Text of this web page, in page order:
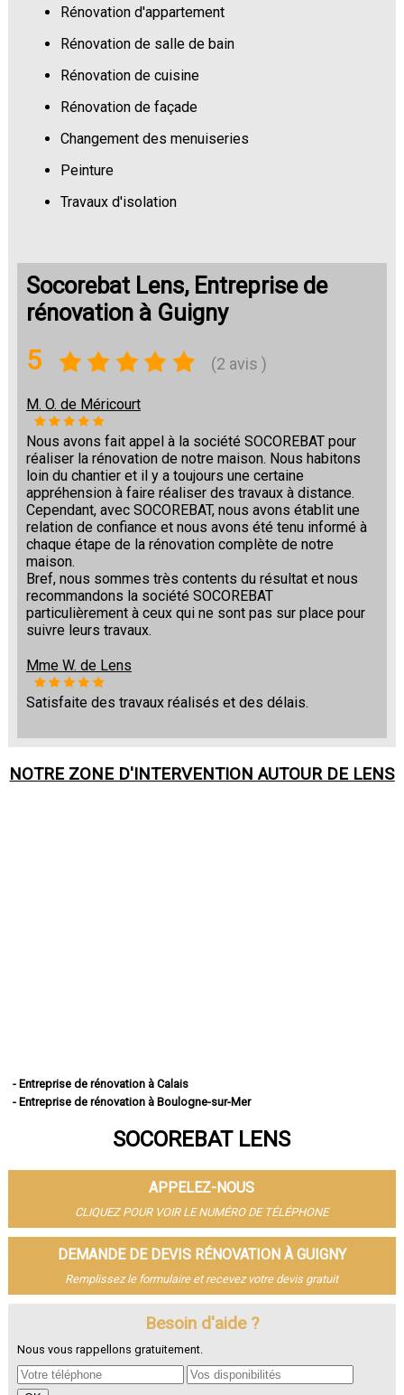
Rénovation d'appartement
Rénovation de salle de bain
Rénovation de cuisine
Rénovation de façade
Changement des menuiseries
Peinture
Travaux d'isolation
Socorebat Lens, Entreprise de
rénovation à Guigny
5 (2 avis )
M. O. de Méricourt
Nous avons fait appel à la société SOCOREBAT pour
réaliser la rénovation de notre maison. Nous habitons
loin du chantier et il y a toujours une certaine
appréhension à faire réaliser des travaux à distance.
Cependant, avec SOCOREBAT, nous avons établit une
relation de confiance et nous avons été tenu informé à
chaque étape de la rénovation complète de notre
maison.
Bref, nous sommes très contents du résultat et nous
recommandons la société SOCOREBAT
particulièrement à ceux qui ne sont pas sur place pour
suivre leurs travaux.
Mme W. de Lens
Satisfaite des travaux réalisés et des délais.
NOTRE ZONE D'INTERVENTION AUTOUR DE LENS
- Entreprise de rénovation à Calais
- Entreprise de rénovation à Boulogne-sur-Mer
- Entreprise de rénovation à Lens
- Entreprise de rénovation à Béthune
- Entreprise de rénovation à Hénin-Beaumont
- Entreprise de rénovation à Bruay-la-Buissière
- Entreprise de rénovation à Avion
- Entreprise de rénovation à Carvin
- Entreprise de rénovation à Berck
- Entreprise de rénovation à Saint-Omer
- Entreprise de rénovation à Harnes
- Entreprise de rénovation à Nœux-les-Mines
- Entreprise de rénovation à Bully-les-Mines
SOCOREBAT LENS
APPELEZ-NOUS
CLIQUEZ POUR VOIR LE NUMÉRO DE TÉLÉPHONE
DEMANDE DE DEVIS RÉNOVATION À GUIGNY
Remplissez le formulaire et recevez votre devis gratuit
Besoin d'aide ?
Nous vous rappellons gratuitement.